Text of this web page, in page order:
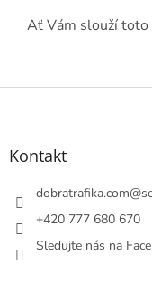
Ať Vám slouží toto
Z
Kontakt
dobratrafika.com@
+420 777 680 670
Sledujte nás na